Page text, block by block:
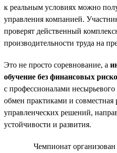
к реальным условиях можно
управления компанией.
проверят действенный
производительности труда на
Это не просто соревнование, а
обучение без финансовых
с профессионалами несырьевого
обмен практиками и совместная
управленческих решений,
устойчивости и развития.
Чемпионат